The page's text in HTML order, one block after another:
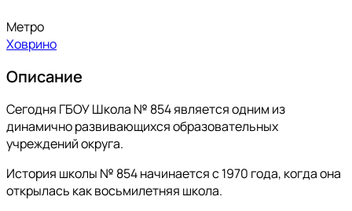
Метро
Ховрино
Описание
Сегодня ГБОУ Школа № 854 является одним из
динамично развивающихся образовательных
учреждений округа.
История школы № 854 начинается с 1970 года, когда она
открылась как восьмилетняя школа.